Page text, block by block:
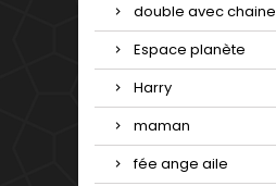
double avec chaine
Espace planète
Harry
maman
fée ange aile